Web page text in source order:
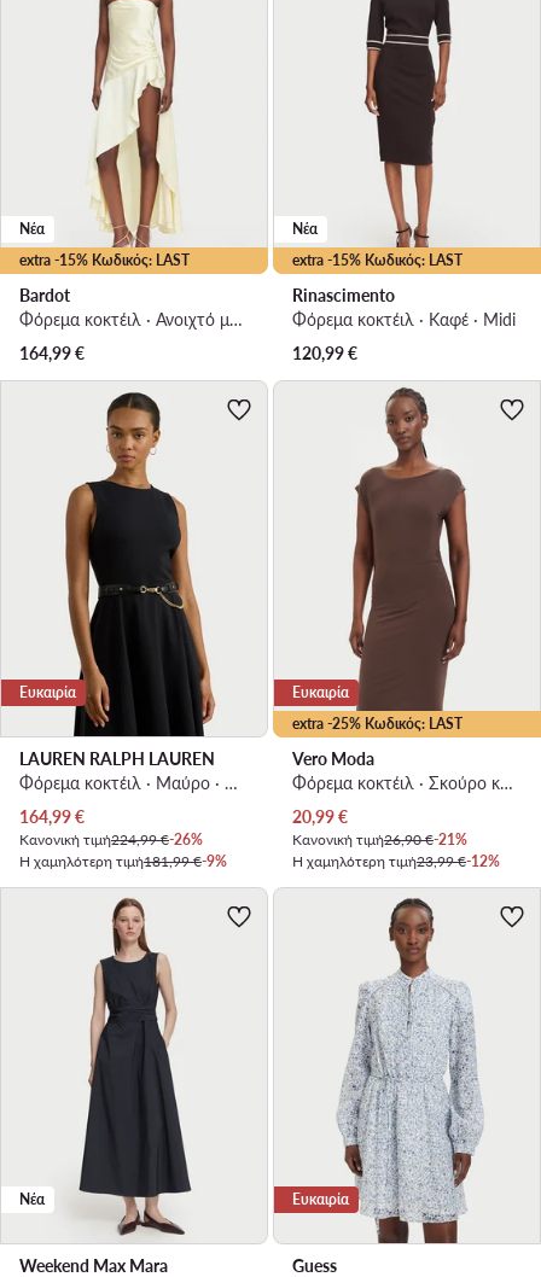
extra -15% Κωδικός: LAST
Νέα
Bardot
Φόρεμα κοκτέιλ · Ανοιχτό μπεζ · Midi, Ασύμμετρο
164,99€
extra -15% Κωδικός: LAST
Νέα
Rinascimento
Φόρεμα κοκτέιλ · Καφέ · Midi
120,99€
Ευκαιρία
LAUREN RALPH LAUREN
Φόρεμα κοκτέιλ · Μαύρο · Midi
Τρέχουσα τιμή
164,99€
Κανονική τιμή224,99 €-26%
Η χαμηλότερη τιμή181,99 €-9%
extra -25% Κωδικός: LAST
Ευκαιρία
Vero Moda
Φόρεμα κοκτέιλ · Σκούρο καφέ · Mini
Τρέχουσα τιμή
20,99€
Κανονική τιμή26,90 €-21%
Η χαμηλότερη τιμή23,99 €-12%
Νέα
Weekend Max Mara
Ευκαιρία
Guess